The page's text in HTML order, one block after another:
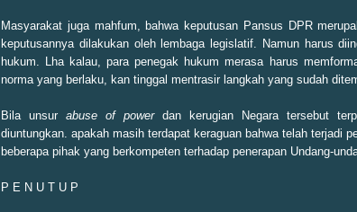
Masyarakat juga mahfum, bahwa keputusan Pansus DPR
keputusannya dilakukan oleh lembaga legislatif. Namun harus
hukum. Lha kalau, para penegak hukum merasa harus
norma yang berlaku, kan tinggal mentrasir langkah yang sudah
Bila unsur abuse of powerdan kerugian Negara tersebut
diuntungkan. apakah masih terdapat keraguan bahwa telah terjadi
beberapa pihak yang berkompeten terhadap penerapan Undang-
P E N U T U P